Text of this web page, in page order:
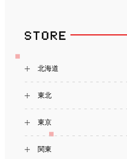
北海道
東北
東京
関東